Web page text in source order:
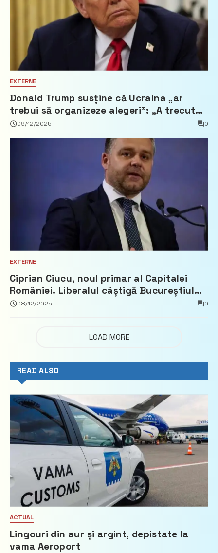
EXTERNE
Donald Trump susține că Ucraina „ar
trebui să organizeze alegeri”: „A trecut
mult timp… nu mai e democrație”
09/12/2025 0
EXTERNE
Ciprian Ciucu, noul primar al Capitalei
României. Liberalul câștigă Bucureștiul
cu peste 36% din voturi
08/12/2025 0
LOAD MORE
READ ALSO
ACTUAL
Lingouri din aur și argint, depistate la
vama Aeroport